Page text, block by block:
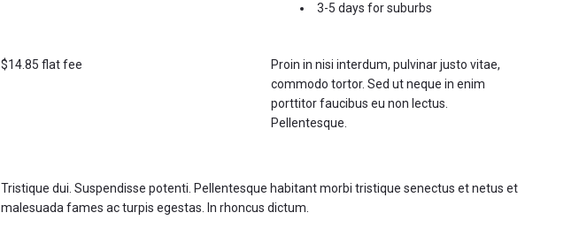
3-5 days for suburbs
$14.85 flat fee
Proin in nisi interdum, pulvinar justo vitae,
commodo tortor. Sed ut neque in enim
porttitor faucibus eu non lectus.
Pellentesque.
Tristique dui. Suspendisse potenti. Pellentesque habitant morbi tristique senectus et netus et
malesuada fames ac turpis egestas. In rhoncus dictum.